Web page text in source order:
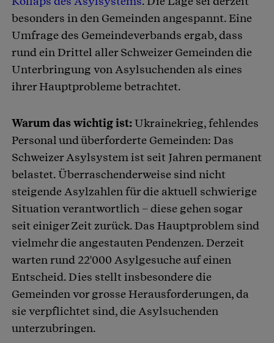
besonders in den Gemeinden angespannt. Eine
Umfrage des Gemeindeverbands ergab, dass
rund ein Drittel aller Schweizer Gemeinden die
Unterbringung von Asylsuchenden als eines
ihrer Hauptprobleme betrachtet.
Warum das wichtig ist:Ukrainekrieg, fehlendes
Personal und überforderte Gemeinden: Das
Schweizer Asylsystem ist seit Jahren permanent
belastet. Überraschenderweise sind nicht
steigende Asylzahlen für die aktuell schwierige
Situation verantwortlich – diese gehen sogar
seit einiger Zeit zurück. Das Hauptproblem sind
vielmehr die angestauten Pendenzen. Derzeit
warten rund 22'000 Asylgesuche auf einen
Entscheid. Dies stellt insbesondere die
Gemeinden vor grosse Herausforderungen, da
sie verpflichtet sind, die Asylsuchenden
unterzubringen.